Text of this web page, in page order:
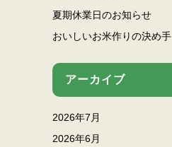
夏期休業日のお知らせ
おいしいお米作りの決め手
アーカイブ
2026年7月
2026年6月